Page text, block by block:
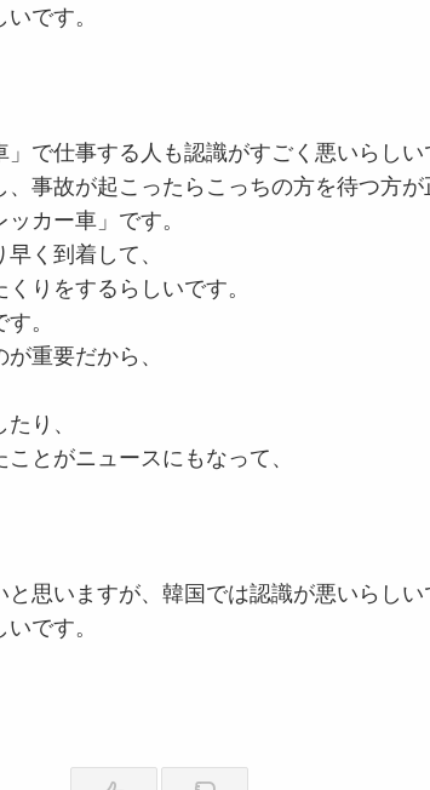
です。
で仕事する人も認識がすごく悪いらし
事故が起こったらこっちの方を待つ方
カー車」です。
く到着して、
りをするらしいです。
。
重要だから、
り、
とがニュースにもなって、
思いますが、韓国では認識が悪いらし
です。